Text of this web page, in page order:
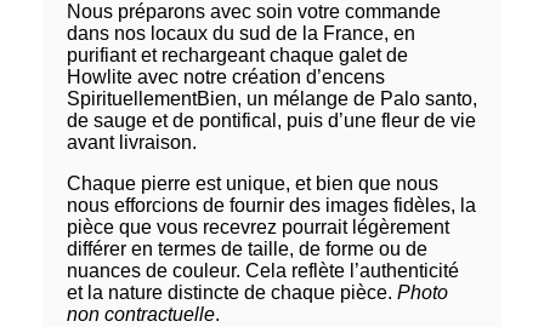
Nous préparons avec soin votre commande
dans nos locaux du sud de la France, en
purifiant et rechargeant chaque galet de
Howlite avec notre création d’encens
SpirituellementBien, un mélange de Palo santo,
de sauge et de pontifical, puis d’une fleur de vie
avant livraison.
Chaque pierre est unique, et bien que nous
nous efforcions de fournir des images fidèles, la
pièce que vous recevrez pourrait légèrement
différer en termes de taille, de forme ou de
nuances de couleur. Cela reflète l’authenticité
et la nature distincte de chaque pièce. Photo
non contractuelle.